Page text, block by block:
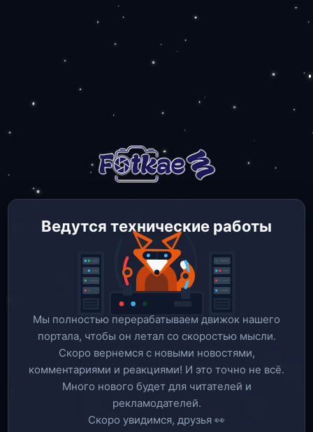
Ведутся технические работы
Мы полностью перерабатываем движок нашего
портала, чтобы он летал со скоростью мысли.
Скоро вернемся c новыми новостями,
комментариями и реакциями! И это точно не всё.
Много нового будет для читателей и
рекламодателей.
Скоро увидимся, друзья 👀